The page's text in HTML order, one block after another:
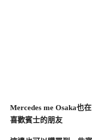
Mercedes me Osaka也
喜歡賓士的朋友